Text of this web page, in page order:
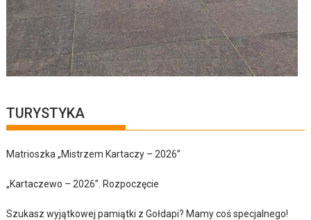
TURYSTYKA
Matrioszka „Mistrzem Kartaczy – 2026”
„Kartaczewo – 2026”. Rozpoczęcie
Szukasz wyjątkowej pamiątki z Gołdapi? Mamy coś specjalnego!